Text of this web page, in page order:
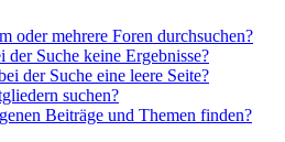
oder mehrere Foren durchsuchen?
der Suche keine Ergebnisse?
der Suche eine leere Seite?
suchen?
Beiträge und Themen finden?